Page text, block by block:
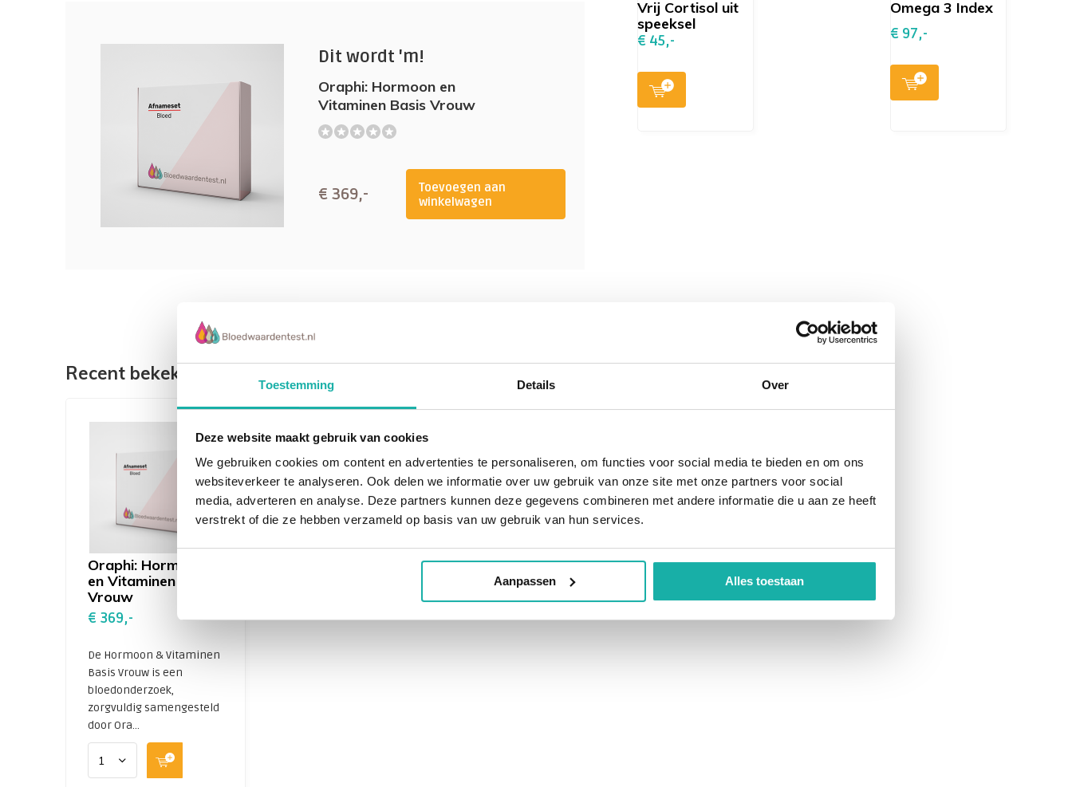
Toestemming Details Over
Deze website maakt gebruik van cookies
We gebruiken cookies om content en advertenties te personaliseren, om functies voor social media te bieden en om ons
websiteverkeer te analyseren. Ook delen we informatie over uw gebruik van onze site met onze partners voor social
media, adverteren en analyse. Deze partners kunnen deze gegevens combineren met andere informatie die u aan ze heeft
verstrekt of die ze hebben verzameld op basis van uw gebruik van hun services.
Aanpassen Alles toestaan
De referentiewaarden in jouw labrapport zijn afgestemd op je geslacht en
leeftijd. Bij opvallend afwijkende waarden nemen wij telefonisch contact met
je op om dit te bespreken.
Moet ik nuchter zijn voor deze test?
Ja, je moet minimaal 8 uur nuchter zijn voor deze test. Eet vanaf 20.00 uur de
Waar kan ik na ontvangst van mijn testkit bloed laten prikken?
Dit wordt 'm!
Oraphi: Hormoon en
Vitaminen Basis Vrouw
(0)
€ 369,-
Toevoegen aan
winkelwagen
Vrij Cortisol uit
speeksel
€ 45,-
Omega 3 Index
€ 97,-
Recent bekeken
Oraphi: Hormoon
en Vitaminen Basis
Vrouw
€ 369,-
De Hormoon & Vitaminen
Basis Vrouw is een
bloedonderzoek,
zorgvuldig samengesteld
door Ora...